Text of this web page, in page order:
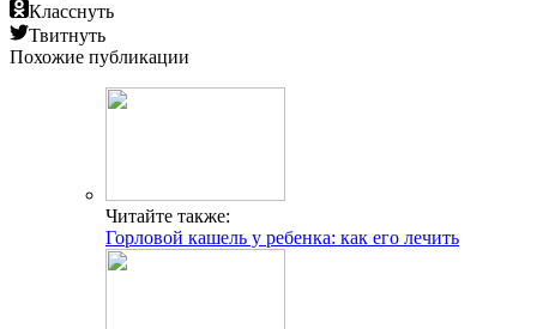
Класснуть
Твитнуть
Похожие публикации
Читайте также:
Горловой кашель у ребенка: как его лечить